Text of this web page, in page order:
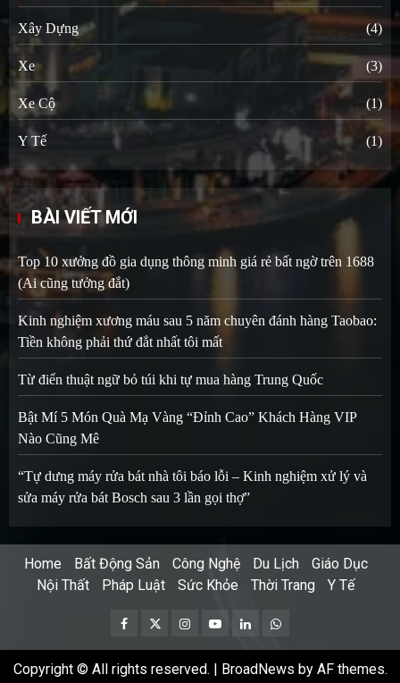
Xây Dựng (4)
Xe (3)
Xe Cộ (1)
Y Tế (1)
BÀI VIẾT MỚI
Top 10 xưởng đồ gia dụng thông minh giá rẻ bất ngờ trên 1688
(Ai cũng tưởng đắt)
Kinh nghiệm xương máu sau 5 năm chuyên đánh hàng Taobao:
Tiền không phải thứ đắt nhất tôi mất
Từ điển thuật ngữ bỏ túi khi tự mua hàng Trung Quốc
Bật Mí 5 Món Quà Mạ Vàng “Đỉnh Cao” Khách Hàng VIP
Nào Cũng Mê
“Tự dưng máy rửa bát nhà tôi báo lỗi – Kinh nghiệm xử lý và
sửa máy rửa bát Bosch sau 3 lần gọi thợ”
Home Bất Động Sản Công Nghệ Du Lịch
Giáo Dục
Nội Thất
Pháp Luật Sức Khỏe Thời Trang Y Tế
Facebook
TwitterInstagram
YoutubeLinkedinWhatsapp
Copyright © All rights reserved. | BroadNews by AF themes.